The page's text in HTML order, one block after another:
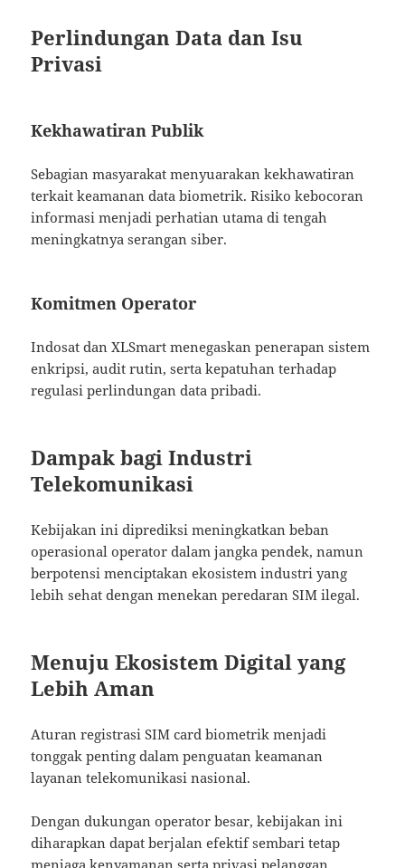
Perlindungan Data dan Isu
Privasi
Kekhawatiran Publik
Sebagian masyarakat menyuarakan kekhawatiran
terkait keamanan data biometrik. Risiko kebocoran
informasi menjadi perhatian utama di tengah
meningkatnya serangan siber.
Komitmen Operator
Indosat dan XLSmart menegaskan penerapan sistem
enkripsi, audit rutin, serta kepatuhan terhadap
regulasi perlindungan data pribadi.
Dampak bagi Industri
Telekomunikasi
Kebijakan ini diprediksi meningkatkan beban
operasional operator dalam jangka pendek, namun
berpotensi menciptakan ekosistem industri yang
lebih sehat dengan menekan peredaran SIM ilegal.
Menuju Ekosistem Digital yang
Lebih Aman
Aturan registrasi SIM card biometrik menjadi
tonggak penting dalam penguatan keamanan
layanan telekomunikasi nasional.
Dengan dukungan operator besar, kebijakan ini
diharapkan dapat berjalan efektif sembari tetap
menjaga kenyamanan serta privasi pelanggan.